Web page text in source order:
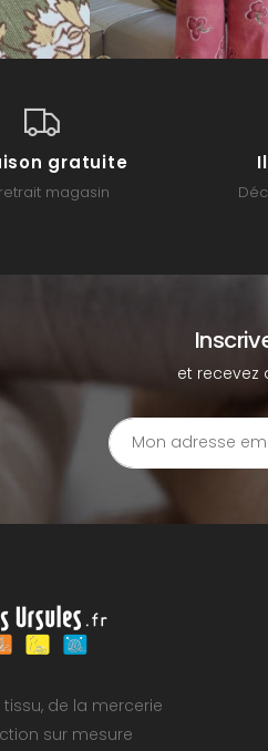
gratuite
magasin
et recevez
de la mercerie
sur mesure